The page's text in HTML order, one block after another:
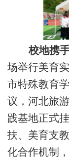
校地携
场举行美育
市特殊教育
议 ，河北旅
践基地正式
扶、美育支
化合作机制